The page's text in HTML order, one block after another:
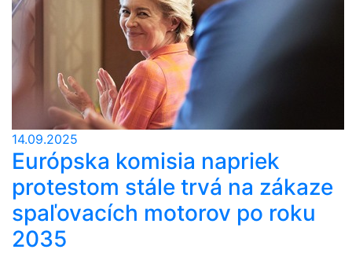
14.09.2025
Európska komisia napriek
protestom stále trvá na zákaze
spaľovacích motorov po roku
2035